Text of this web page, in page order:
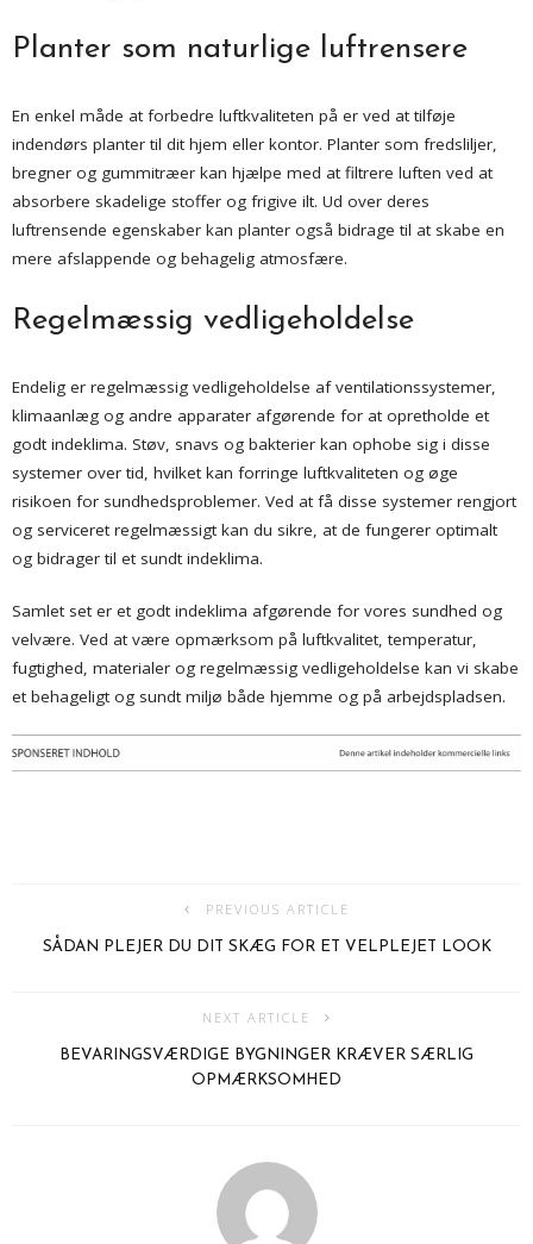
Planter som naturlige luftrensere
En enkel måde at forbedre luftkvaliteten på er ved at tilføje
indendørs planter til dit hjem eller kontor. Planter som fredsliljer,
bregner og gummitræer kan hjælpe med at filtrere luften ved at
absorbere skadelige stoffer og frigive ilt. Ud over deres
luftrensende egenskaber kan planter også bidrage til at skabe en
mere afslappende og behagelig atmosfære.
Regelmæssig vedligeholdelse
Endelig er regelmæssig vedligeholdelse af ventilationssystemer,
klimaanlæg og andre apparater afgørende for at opretholde et
godt indeklima. Støv, snavs og bakterier kan ophobe sig i disse
systemer over tid, hvilket kan forringe luftkvaliteten og øge
risikoen for sundhedsproblemer. Ved at få disse systemer rengjort
og serviceret regelmæssigt kan du sikre, at de fungerer optimalt
og bidrager til et sundt indeklima.
Samlet set er et godt indeklima afgørende for vores sundhed og
velvære. Ved at være opmærksom på luftkvalitet, temperatur,
fugtighed, materialer og regelmæssig vedligeholdelse kan vi skabe
et behageligt og sundt miljø både hjemme og på arbejdspladsen.
PREVIOUS ARTICLE
SÅDAN PLEJER DU DIT SKÆG FOR ET VELPLEJET LOOK
NEXT ARTICLE
BEVARINGSVÆRDIGE BYGNINGER KRÆVER SÆRLIG
OPMÆRKSOMHED